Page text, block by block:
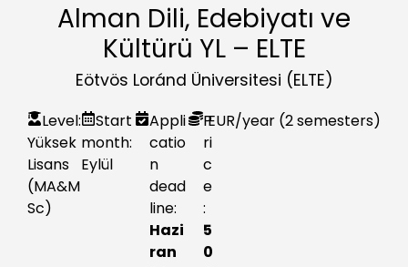
Alman Dili, Edebiyatı ve
Kültürü YL – ELTE
Eötvös Loránd Üniversitesi (ELTE)
Level:
Yüksek
Lisans
(MA&M
Sc)
Start
month:
Eylül
Appli
catio
n
dead
line:
Hazi
ran
P
ri
c
e
:
5
0
EUR/year (2 semesters)